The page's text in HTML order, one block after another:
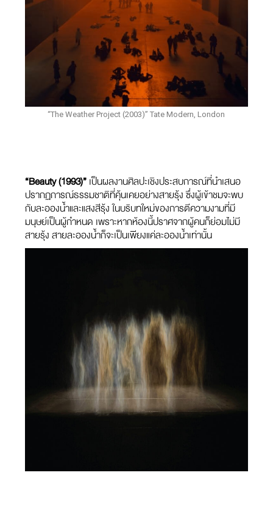
“The Weather Project (2003)” Tate Modern, London
“Beauty (1993)”เป็นผลงานศิลปะเชิงประสบการณ์ที่นำเสนอ
ปรากฏการณ์ธรรมชาติที่คุ้นเคยอย่างสายรุ้ง ซึ่งผู้เข้าชมจะพบ
กับละอองน้ำและแสงสีรุ้ง ในบริบทใหม่ของการตีความงามที่มี
มนุษย์เป็นผู้กำหนด เพราะหากห้องนี้ปราศจากผู้คนก็ย่อมไม่มี
สายรุ้ง สายละอองน้ำก็จะเป็นเพียงแค่ละอองน้ำเท่านั้น